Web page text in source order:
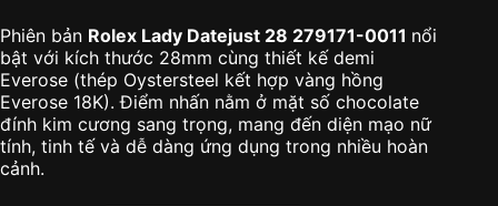
Phiên bản Rolex Lady Datejust 28 279171-0011 nổi
bật với kích thước 28mm cùng thiết kế demi
Everose (thép Oystersteel kết hợp vàng hồng
Everose 18K). Điểm nhấn nằm ở mặt số chocolate
đính kim cương sang trọng, mang đến diện mạo nữ
tính, tinh tế và dễ dàng ứng dụng trong nhiều hoàn
cảnh.